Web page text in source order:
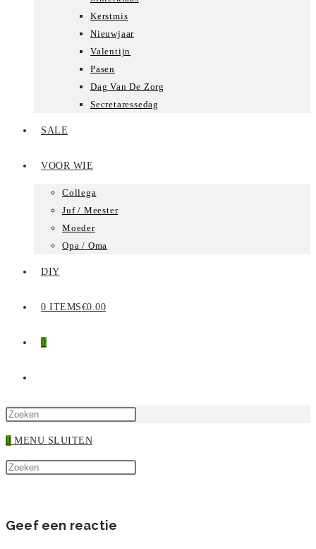
Kerstmis
Nieuwjaar
Valentijn
Pasen
Dag Van De Zorg
Secretaressedag
SALE
VOOR WIE
Collega
Juf / Meester
Moeder
Opa / Oma
DIY
0 ITEMS€0.00
0
ZOEKEN
0 MENU SLUITEN
Zoek
site
Geef een reactie